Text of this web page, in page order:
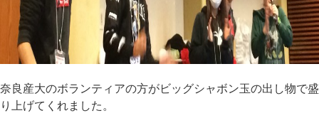
奈良産大のボランティアの方がビッグシャボン玉の出し物で盛
り上げてくれました。